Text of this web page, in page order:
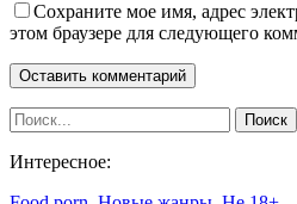
Сохраните мое имя, адрес
этом браузере для следующего
Интересное: